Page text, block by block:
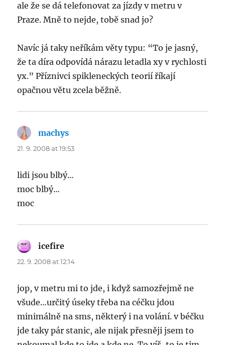
ale že se dá telefonovat za jízdy v metru v
Praze. Mně to nejde, tobě snad jo?
Navíc já taky neříkám věty typu: “To je jasný,
že ta díra odpovídá nárazu letadla xy v rychlosti
yx.” Příznivci spikleneckých teorií říkají
opačnou větu zcela běžně.
machys
21. 9. 2008 at 19:53
lidi jsou blbý…
moc blbý…
moc
icefire
22. 9. 2008 at 12:14
jop, v metru mi to jde, i když samozřejmě ne
všude…určitý úseky třeba na céčku jdou
minimálně na sms, některý i na volání. v béčku
jde taky pár stanic, ale nijak přesněji jsem to